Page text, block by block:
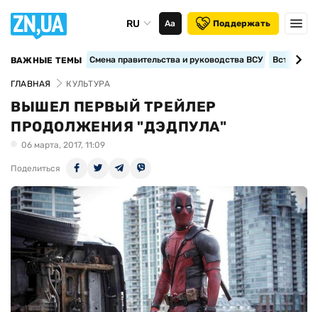
RU Аа Поддержать
ВАЖНЫЕ ТЕМЫ Смена правительства и руководства ВСУ
ГЛАВНАЯ КУЛЬТУРА
ВЫШЕЛ ПЕРВЫЙ ТРЕЙЛЕР
ПРОДОЛЖЕНИЯ "ДЭДПУЛА"
06 марта, 2017, 11:09
Поделиться